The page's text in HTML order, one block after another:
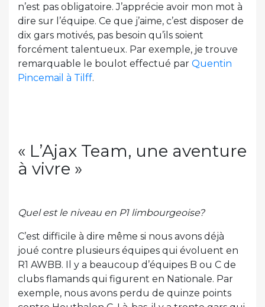
n’est pas obligatoire. J’apprécie avoir mon mot à
dire sur l’équipe. Ce que j’aime, c’est disposer de
dix gars motivés, pas besoin qu’ils soient
forcément talentueux. Par exemple, je trouve
remarquable le boulot effectué par Quentin
Pincemail à Tilff.
« L’Ajax Team, une aventure
à vivre »
Quel est le niveau en P1 limbourgeoise?
C’est difficile à dire même si nous avons déjà
joué contre plusieurs équipes qui évoluent en
R1 AWBB. Il y a beaucoup d’équipes B ou C de
clubs flamands qui figurent en Nationale. Par
exemple, nous avons perdu de quinze points